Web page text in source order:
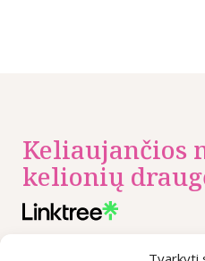
Keliaujančios
kelionių